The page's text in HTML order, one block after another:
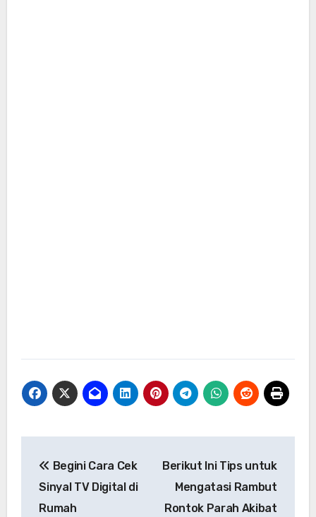
pos
Begini Cara Cek
Sinyal TV Digital di
Rumah
Berikut Ini Tips untuk
Mengatasi Rambut
Rontok Parah Akibat